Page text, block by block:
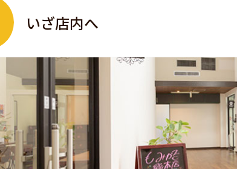
いざ店内へ